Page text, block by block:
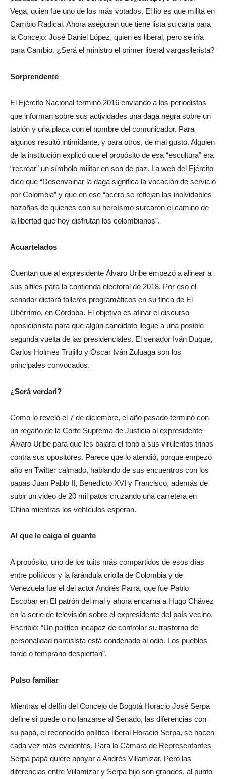
Vega, quien fue uno de los más votados. El lío es que milita en
Cambio Radical. Ahora aseguran que tiene lista su carta para
la Concejo: José Daniel López, quien es liberal, pero se iría
para Cambio. ¿Será el ministro el primer liberal vargasllerista?
Sorprendente
El Ejército Nacional terminó 2016 enviando a los periodistas
que informan sobre sus actividades una daga negra sobre un
tablón y una placa con el nombre del comunicador. Para
algunos resultó intimidante, y para otros, de mal gusto. Alguien
de la institución explicó que el propósito de esa “escultura” era
“recrear” un símbolo militar en son de paz. La web del Ejército
dice que “Desenvainar la daga significa la vocación de servicio
por Colombia” y que en ese “acero se reflejan las inolvidables
hazañas de quienes con su heroísmo surcaron el camino de
la libertad que hoy disfrutan los colombianos”.
Acuartelados
Cuentan que al expresidente Álvaro Uribe empezó a alinear a
sus alfiles para la contienda electoral de 2018. Por eso el
senador dictará talleres programáticos en su finca de El
Ubérrimo, en Córdoba. El objetivo es afinar el discurso
oposicionista para que algún candidato llegue a una posible
segunda vuelta de las presidenciales. El senador Iván Duque,
Carlos Holmes Trujillo y Óscar Iván Zuluaga son los
principales convocados.
¿Será verdad?
Como lo reveló el 7 de diciembre, el año pasado terminó con
un regaño de la Corte Suprema de Justicia al expresidente
Álvaro Uribe para que les bajara el tono a sus virulentos trinos
contra sus opositores. Parece que lo atendió, porque empezó
año en Twitter calmado, hablando de sus encuentros con los
papas Juan Pablo II, Benedicto XVI y Francisco, además de
subir un video de 20 mil patos cruzando una carretera en
China mientras los vehículos esperan.
Al que le caiga el guante
A propósito, uno de los tuits más compartidos de esos días
entre políticos y la farándula criolla de Colombia y de
Venezuela fue el del actor Andrés Parra, que fue Pablo
Escobar en El patrón del mal y ahora encarna a Hugo Chávez
en la serie de televisión sobre el expresidente del país vecino.
Escribió: “Un político incapaz de controlar su trastorno de
personalidad narcisista está condenado al odio. Los pueblos
tarde o temprano despiertan”.
Pulso familiar
Mientras el delfín del Concejo de Bogotá Horacio José Serpa
define si puede o no lanzarse al Senado, las diferencias con
su papá, el reconocido político liberal Horacio Serpa, se hacen
cada vez más evidentes. Para la Cámara de Representantes
Serpa papá quiere apoyar a Andrés Villamizar. Pero las
diferencias entre Villamizar y Serpa hijo son grandes, al punto